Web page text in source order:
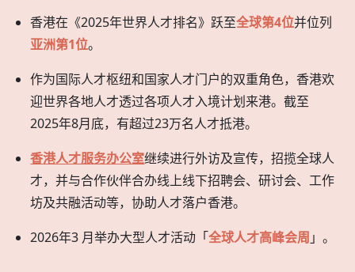
香港在《2025年世界人才排名》跃至全球第4位并位列
亚洲第1位。
作为国际人才枢纽和国家人才门户的双重角色，香港欢
迎世界各地人才透过各项人才入境计划来港。截至
2025年8月底，有超过23万名人才抵港。
香港人才服务办公室继续进行外访及宣传，招揽全球人
才，并与合作伙伴合办线上线下招聘会、研讨会、工作
坊及共融活动等，协助人才落户香港。
2026年3 月举办大型人才活动「全球人才高峰会周 」。